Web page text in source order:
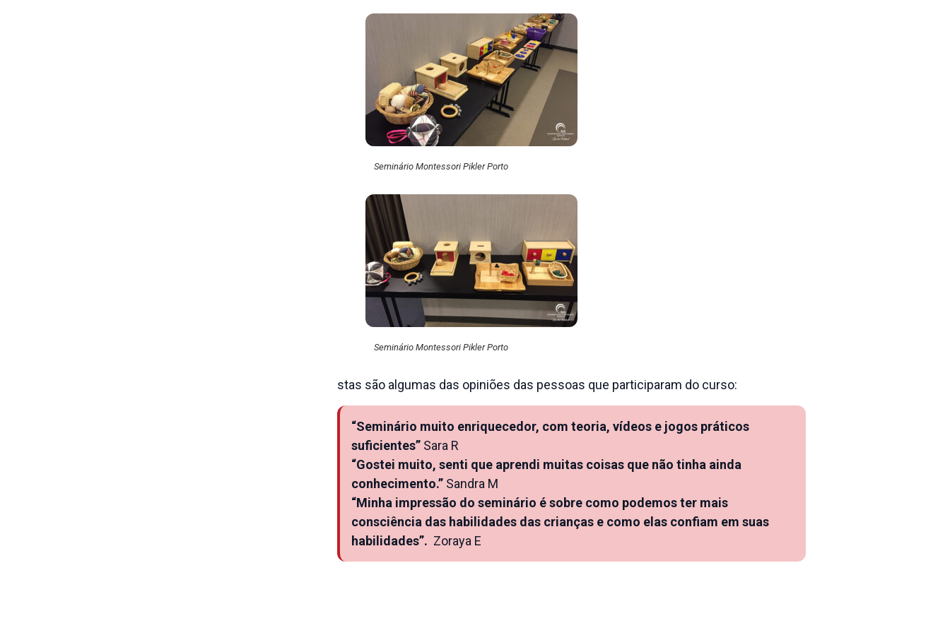
Seminário Montessori Pikler Porto
Seminário Montessori Pikler Porto
stas são algumas das opiniões das pessoas que participaram do curso:
“Seminário muito enriquecedor, com teoria, vídeos e jogos práticos
suficientes” Sara R
“Gostei muito, senti que aprendi muitas coisas que não tinha ainda
conhecimento.” Sandra M
“Minha impressão do seminário é sobre como podemos ter mais
consciência das habilidades das crianças e como elas confiam em suas
habilidades”. Zoraya E